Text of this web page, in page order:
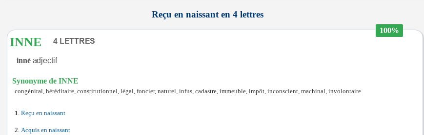
Reçu en naissant en 4 lettres
100%
INNE
inné
Synonyme de INNE
congénital, héréditaire, constitutionnel, légal, foncier, naturel, infus, cadastre, immeuble, impôt, inconscient, machinal, involontaire.
Reçu en naissant
Acquis en naissant